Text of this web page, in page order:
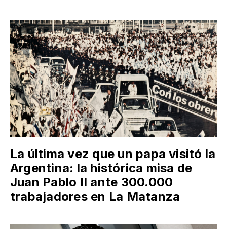
La última vez que un papa visitó la
Argentina: la histórica misa de
Juan Pablo II ante 300.000
trabajadores en La Matanza